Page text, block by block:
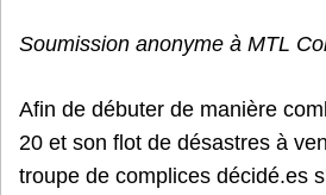
Soumission anonyme à MTL
Afin de débuter de manière
20 et son flot de désastres à
troupe de complices décidé.es